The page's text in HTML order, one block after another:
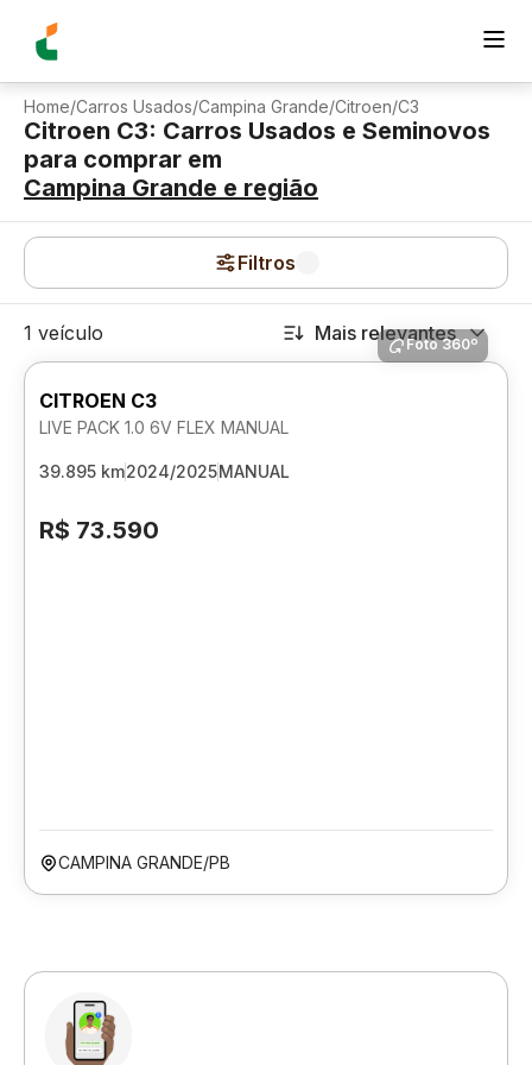
Home/Carros Usados/Campina Grande/Citroen/C3
Citroen C3: Carros Usados e Seminovos
para comprar em
Campina Grande e região
Filtros
1 veículo Mais relevantes
Foto 360º
CITROEN C3
LIVE PACK 1.0 6V FLEX MANUAL
39.895 km2024/2025MANUAL
R$ 73.590
CAMPINA GRANDE/PB